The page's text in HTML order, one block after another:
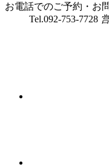
お電話でのご予約・お
Tel.092-753-7728